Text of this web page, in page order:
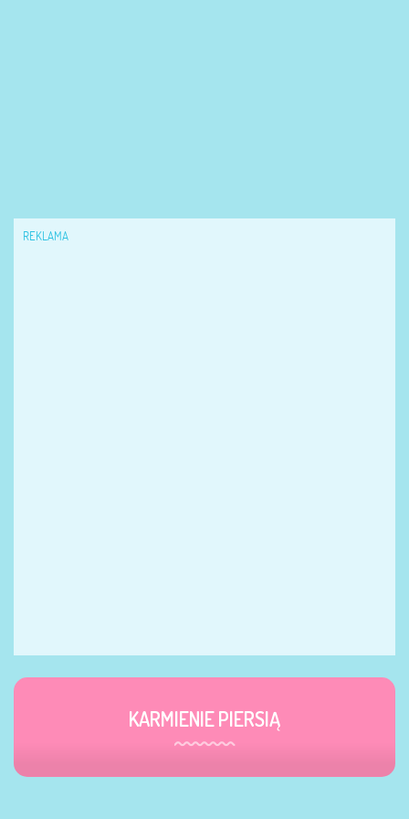
REKLAMA
KARMIENIE PIERSIĄ